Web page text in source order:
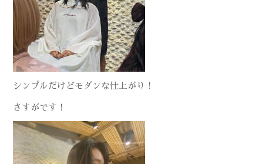
シンプルだけどモダンな仕上がり！
さすがです！